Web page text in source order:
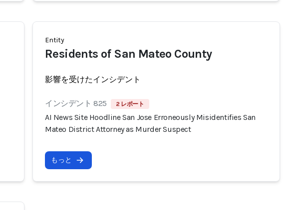
Entity
Residents of San Mateo County
影響を受けたインシデント
インシデント 825 2 レポート
AI News Site Hoodline San Jose Erroneously Misidentifies San
Mateo District Attorney as Murder Suspect
もっと